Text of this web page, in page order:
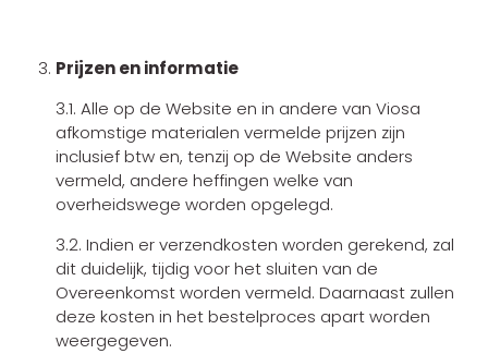
Prijzen en informatie
3.1. Alle op de Website en in andere van Viosa
afkomstige materialen vermelde prijzen zijn
inclusief btw en, tenzij op de Website anders
vermeld, andere heffingen welke van
overheidswege worden opgelegd.
3.2. Indien er verzendkosten worden gerekend, zal
dit duidelijk, tijdig voor het sluiten van de
Overeenkomst worden vermeld. Daarnaast zullen
deze kosten in het bestelproces apart worden
weergegeven.